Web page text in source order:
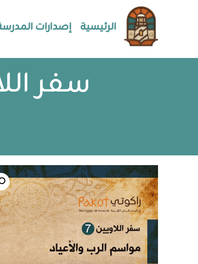
الرئيسية إصدارات
سفر اللاويين 7-